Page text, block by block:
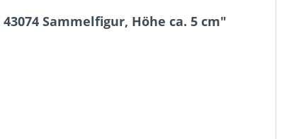
Sammelfigur, Höhe ca. 5 cm"